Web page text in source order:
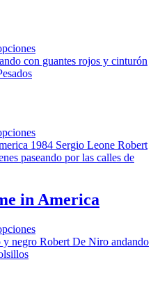
Este
producto
se
pueden
elegir
página
de
Este
producto
tiene
Las
opciones
pueden
elegir
in America
Este
producto